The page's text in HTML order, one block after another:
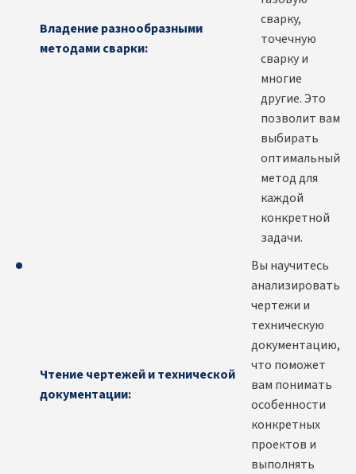
Владение разнообразными
методами сварки:
сварку,
точечную
сварку и
многие
другие. Это
позволит вам
выбирать
оптимальный
метод для
каждой
конкретной
задачи.
Чтение чертежей и технической
документации:
Вы научитесь
анализировать
чертежи и
техническую
документацию,
что поможет
вам понимать
особенности
конкретных
проектов и
выполнять